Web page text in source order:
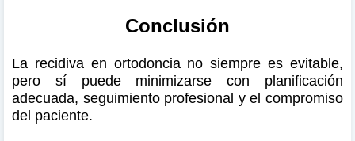
Conclusión
La recidiva en ortodoncia no siempre es evitable,
pero sí puede minimizarse con planificación
adecuada, seguimiento profesional y el compromiso
del paciente.